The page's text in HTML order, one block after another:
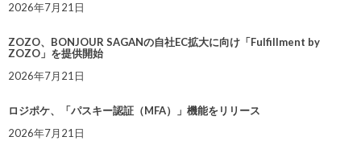
2026年7月21日
ZOZO、BONJOUR SAGANの自社EC拡大に向け「Fulfillment by
ZOZO」を提供開始
2026年7月21日
ロジポケ、「パスキー認証（MFA）」機能をリリース
2026年7月21日